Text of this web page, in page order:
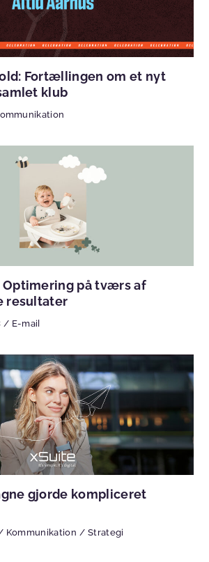
Fortællingen om et nyt
klub
Optimering på tværs af
resultater
/ E-mail
gjorde kompliceret
Kommunikation / Strategi